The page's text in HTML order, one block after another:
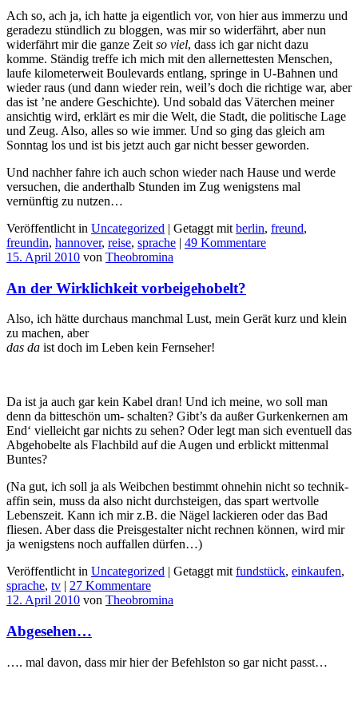
Ach so, ach ja, ich hatte ja eigentlich vor, von hier aus immerzu und
geradezu stündlich zu bloggen, was mir so widerfährt, aber nun
widerfährt mir die ganze Zeit so viel, dass ich gar nicht dazu
komme. Ständig treffe ich mich mit den allernettesten Menschen,
laufe kilometerweit Boulevards entlang, springe in U-Bahnen und
wieder raus (und dann wieder rein, weil’s doch die richtige war, aber
das ist ’ne andere Geschichte). Und sobald das Väterchen meiner
ansichtig wird, erklärt es mir die Welt, die Stadt, die politische Lage
und Zeug. Also, alles so wie immer. Und so ging das gleich am
Sonntag los und ist bis jetzt auch gar nicht besser geworden.
Und nachher fahre ich auch schon wieder nach Hause und werde
versuchen, die anderthalb Stunden im Zug wenigstens mal
vernünftig zu nutzen…
Veröffentlicht in Uncategorized | Getaggt mit berlin, freund,
freundin, hannover, reise, sprache | 49 Kommentare
15. April 2010 von Theobromina
An der Wirklichkeit vorbeigehobelt?
Also, ich hätte durchaus manchmal Lust, mein Gerät kurz und klein
zu machen, aber
das da ist doch im Leben kein Fernseher!
Da ist ja auch gar kein Kabel dran! Und ich meine, wo soll man
denn da bitteschön um- schalten? Gibt’s da außer Gurkenkernen am
End‘ vielleicht gar nichts zu sehen? Oder legt man sich eventuell das
Abgehobelte als Flachbild auf die Augen und erblickt mittenmal
Buntes?
(Na gut, ich soll ja als Weibchen bestimmt ohnehin nicht so technik-
affin sein, muss da also nicht durchsteigen, das spart wertvolle
Lebenszeit. Kann ich mir z.B. die Nägel lackieren oder das Bad
fliesen. Aber dass die Preisgestalter nicht rechnen können, wird mir
ja wenigstens noch auffallen dürfen…)
Veröffentlicht in Uncategorized | Getaggt mit fundstück, einkaufen,
sprache, tv | 27 Kommentare
12. April 2010 von Theobromina
Abgesehen…
…. mal davon, dass mir hier der Befehlston so gar nicht passt…